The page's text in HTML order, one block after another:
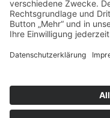
Datenschutz
Impressum
© Landgasthof Meja
Webdesign CARA